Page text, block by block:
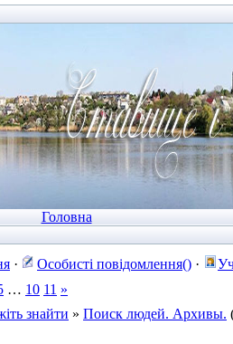
Головна
· Особисті повідомлення() ·
… 10 11 »
знайти » Поиск людей. Архивы.